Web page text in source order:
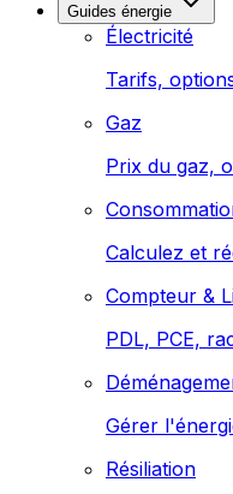
Guides énergie
Électricité
Tarifs,
Gaz
Prix du gaz,
Calculez et
Compteur &
PDL, PCE,
Gérer
Résiliation